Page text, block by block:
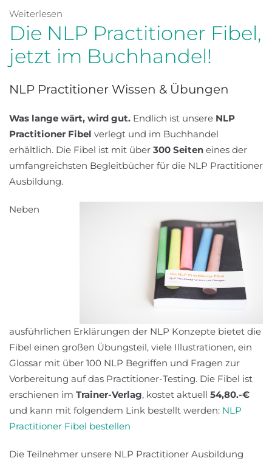
Weiterlesen
Die NLP Practitioner Fibel,
jetzt im Buchhandel!
NLP Practitioner Wissen & Übungen
Was lange wärt, wird gut. Endlich ist unsere NLP
Practitioner Fibel verlegt und im Buchhandel
erhältlich. Die Fibel ist mit über 300 Seiten eines der
umfangreichsten Begleitbücher für die NLP Practitioner
Ausbildung.
Neben
ausführlichen Erklärungen der NLP Konzepte bietet die
Fibel einen großen Übungsteil, viele Illustrationen, ein
Glossar mit über 100 NLP Begriffen und Fragen zur
Vorbereitung auf das Practitioner-Testing. Die Fibel ist
erschienen im Trainer-Verlag, kostet aktuell 54,80.-€
und kann mit folgendem Link bestellt werden: NLP
Practitioner Fibel bestellen
Die Teilnehmer unsere NLP Practitioner Ausbildung